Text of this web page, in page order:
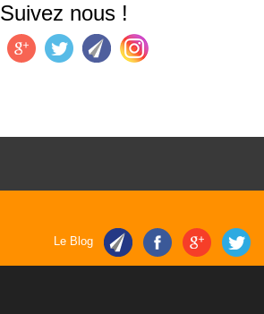
Suivez nous !
Le Blog